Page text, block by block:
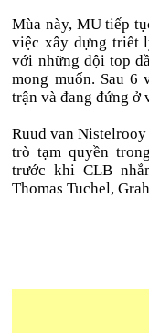
Mùa này, MU tiếp
việc xây dựng triết
với những đội top
mong muốn. Sau
trận và đang đứng ở
Ruud van
trò tạm quyền
trước khi CLB
Thomas Tuchel,